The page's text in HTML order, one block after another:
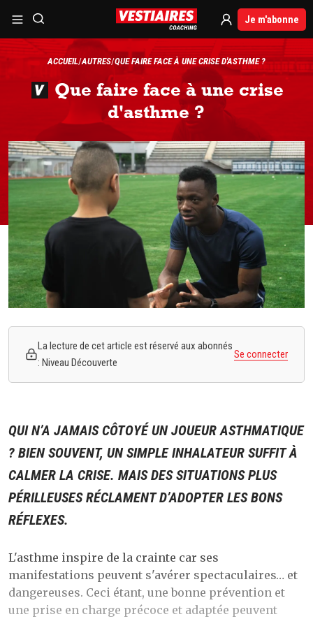
Je m'abonne
ACCUEIL AUTRES QUE FAIRE FACE À UNE CRISE D'ASTHME ?
Que faire face à une crise
d'asthme ?
La lecture de cet article est réservé aux abonnés
: Niveau Découverte
Se connecter
QUI N’A JAMAIS CÔTOYÉ UN JOUEUR ASTHMATIQUE
? BIEN SOUVENT, UN SIMPLE INHALATEUR SUFFIT À
CALMER LA CRISE. MAIS DES SITUATIONS PLUS
PÉRILLEUSES RÉCLAMENT D’ADOPTER LES BONS
RÉFLEXES.
L'asthme inspire de la crainte car ses
manifestations peuvent s'avérer spectaculaires… et
dangereuses. Ceci étant, une bonne prévention et
une prise en charge précoce et adaptée peuvent